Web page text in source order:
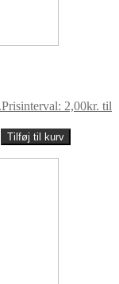
Prisinterval: 2,00kr. til
Tilføj til kurv